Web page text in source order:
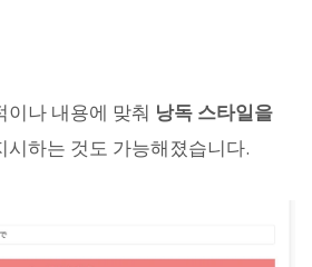
이나 내용에 맞춰 낭독 스타일을
시하는 것도 가능해졌습니다.